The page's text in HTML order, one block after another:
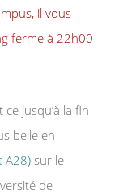
il vous
ferme à 22h00
jusqu’à la fin
belle en
A28) sur le
de